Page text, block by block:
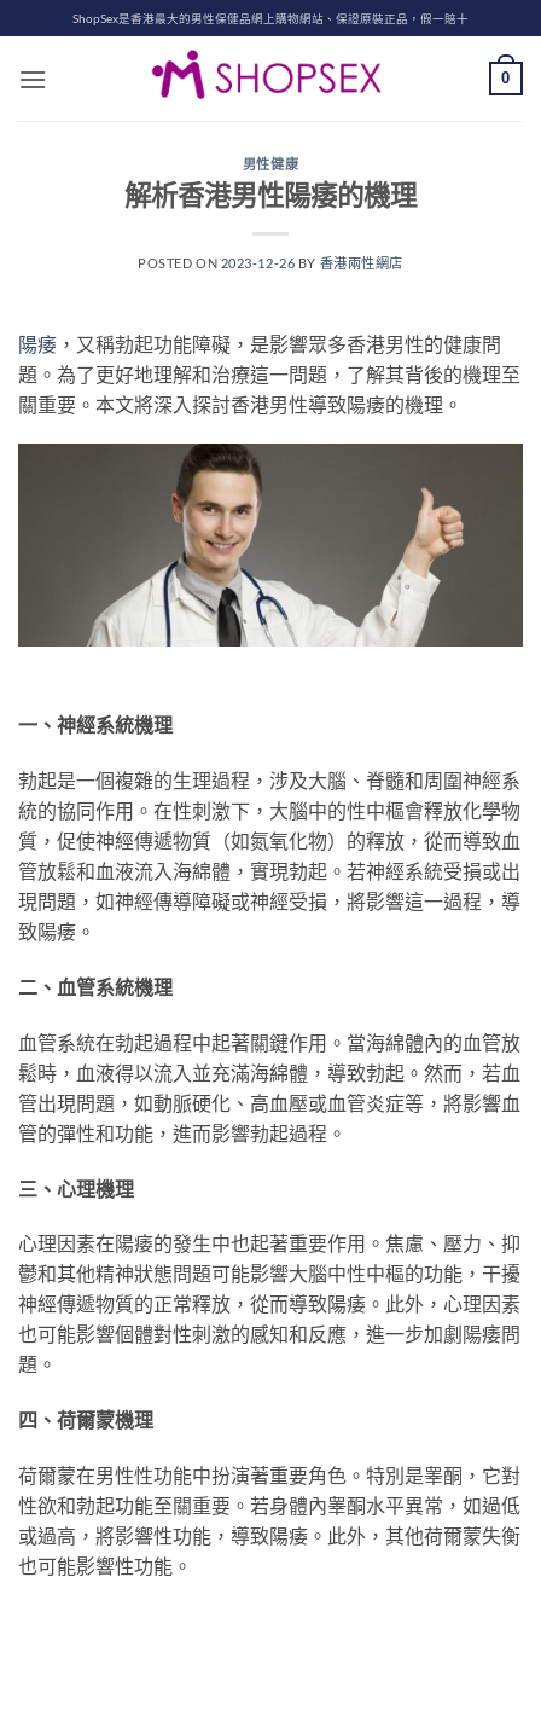
to
content
ShopSex是香港最大的男性保健品網上購物網站、保證原裝正品，假一賠十
0
男性健康
解析香港男性陽痿的機理
POSTED ON 2023-12-26 BY 香港兩性網店
陽痿 ，又稱勃起功能障礙，是影響眾多香港男性的健康問
題。為了更好地理解和治療這一問題，了解其背後的機理至
關重要。本文將深入探討香港男性導致陽痿的機理。
一、神經系統機理
勃起是一個複雜的生理過程，涉及大腦、脊髓和周圍神經系
統的協同作用。在性刺激下，大腦中的性中樞會釋放化學物
質，促使神經傳遞物質（如氮氧化物）的釋放，從而導致血
管放鬆和血液流入海綿體，實現勃起。若神經系統受損或出
現問題，如神經傳導障礙或神經受損，將影響這一過程，導
致陽痿。
二、血管系統機理
血管系統在勃起過程中起著關鍵作用。當海綿體內的血管放
鬆時，血液得以流入並充滿海綿體，導致勃起。然而，若血
管出現問題，如動脈硬化、高血壓或血管炎症等，將影響血
管的彈性和功能，進而影響勃起過程。
三、心理機理
心理因素在陽痿的發生中也起著重要作用。焦慮、壓力、抑
鬱和其他精神狀態問題可能影響大腦中性中樞的功能，干擾
神經傳遞物質的正常釋放，從而導致陽痿。此外，心理因素
也可能影響個體對性刺激的感知和反應，進一步加劇陽痿問
題。
四、荷爾蒙機理
荷爾蒙在男性性功能中扮演著重要角色。特別是睾酮，它對
性欲和勃起功能至關重要。若身體內睾酮水平異常，如過低
或過高，將影響性功能，導致陽痿。此外，其他荷爾蒙失衡
也可能影響性功能。